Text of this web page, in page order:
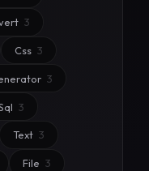
3
Css 3
3
3
Text 3
File 3